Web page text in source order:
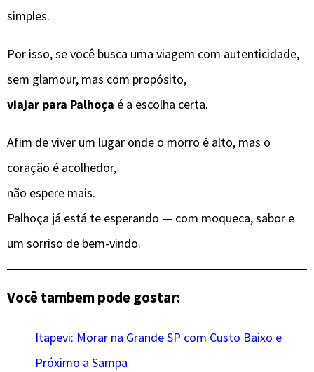
simples.
Por isso, se você busca uma viagem com autenticidade,
sem glamour, mas com propósito,
viajar para Palhoça é a escolha certa.
Afim de viver um lugar onde o morro é alto, mas o
coração é acolhedor,
não espere mais.
Palhoça já está te esperando — com moqueca, sabor e
um sorriso de bem-vindo.
Você tambem pode gostar:
Itapevi: Morar na Grande SP com Custo Baixo e
Próximo a Sampa